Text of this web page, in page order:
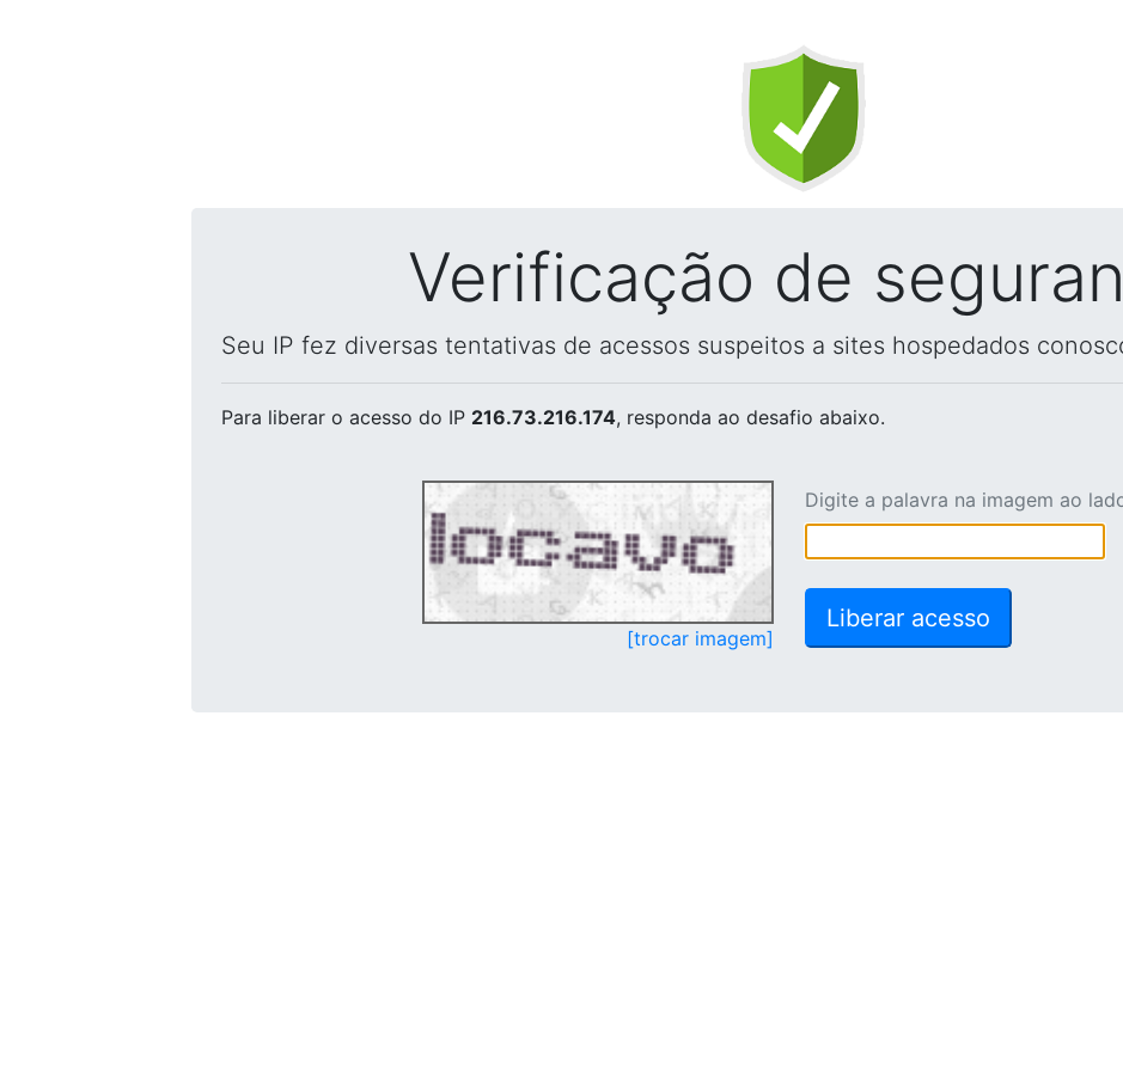
Verificação de
Seu IP fez diversas tentativas de acessos suspeitos a sites hospedados
Para liberar o acesso do IP 216.73.216.174, responda ao desafio abaixo.
[trocar imagem]
Digite a palavra na imagem ao